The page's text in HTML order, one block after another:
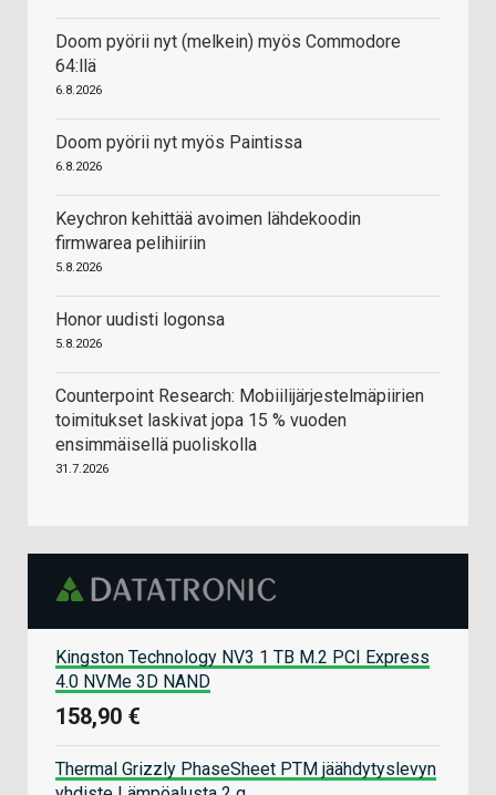
Doom pyörii nyt (melkein) myös Commodore
64:llä
6.8.2026
Doom pyörii nyt myös Paintissa
6.8.2026
Keychron kehittää avoimen lähdekoodin
firmwarea pelihiiriin
5.8.2026
Honor uudisti logonsa
5.8.2026
Counterpoint Research: Mobiilijärjestelmäpiirien
toimitukset laskivat jopa 15 % vuoden
ensimmäisellä puoliskolla
31.7.2026
Kingston Technology NV3 1 TB M.2 PCI Express
4.0 NVMe 3D NAND
158,90 €
Thermal Grizzly PhaseSheet PTM jäähdytyslevyn